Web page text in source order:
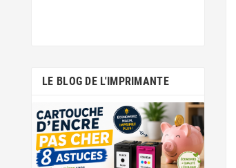
LE BLOG DE L'IMPRIMANTE